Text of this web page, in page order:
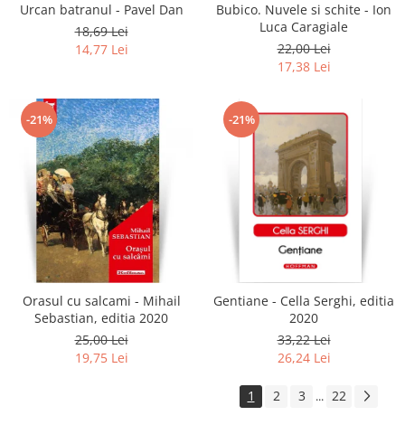
Urcan batranul - Pavel Dan
18,69 Lei
14,77 Lei
Bubico. Nuvele si schite - Ion
Luca Caragiale
22,00 Lei
17,38 Lei
-21%
Orasul cu salcami - Mihail
Sebastian, editia 2020
25,00 Lei
19,75 Lei
-21%
Gentiane - Cella Serghi, editia
2020
33,22 Lei
26,24 Lei
1 2 3 ... 22